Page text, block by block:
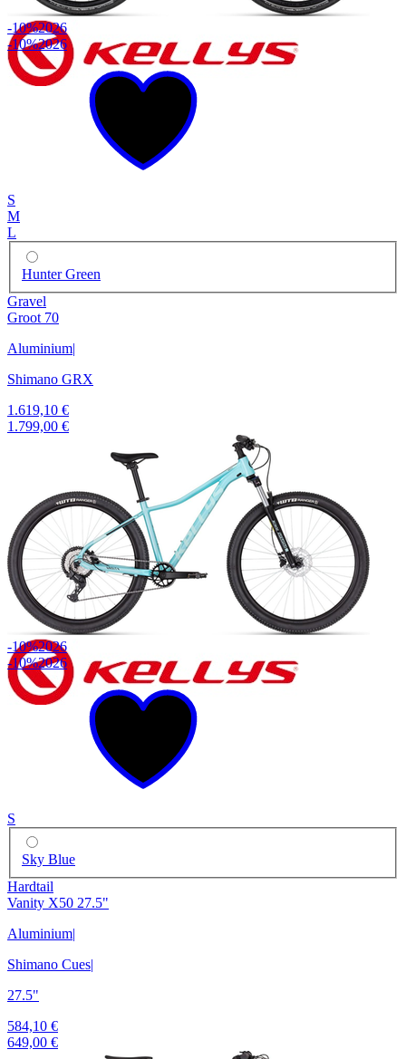
-10%2026
-10%2026
S
M
L
Hunter Green
Gravel
Groot 70
Aluminium|
Shimano GRX
1.619,10 €
1.799,00 €
-10%2026
-10%2026
S
Sky Blue
Hardtail
Vanity X50 27.5"
Aluminium|
Shimano Cues|
27.5"
584,10 €
649,00 €